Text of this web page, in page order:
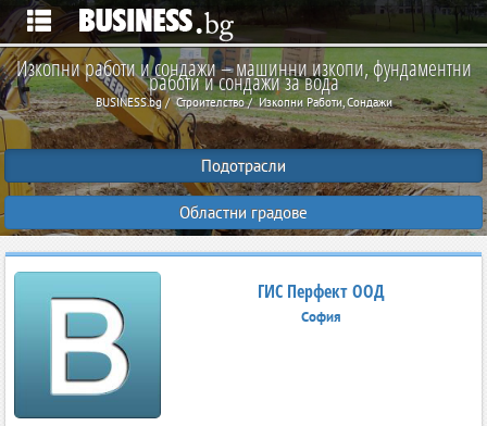
Изкопни работи и сондажи – машинни изкопи, фундаментни
работи и сондажи за вода
BUSINESS.bg Строителство Изкопни Работи, Сондажи
Подотрасли
Областни градове
ГИС Перфект ООД
София